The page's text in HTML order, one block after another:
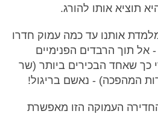
תוציא אותו להורג.
אותנו עד כמה עמוק חדרו
אל תוך הרבדים הפנימיים
כך שאחד הבכירים ביותר (שר
המהפכה) - נאשם בריגול!
העמוקה הזו מאפשרת